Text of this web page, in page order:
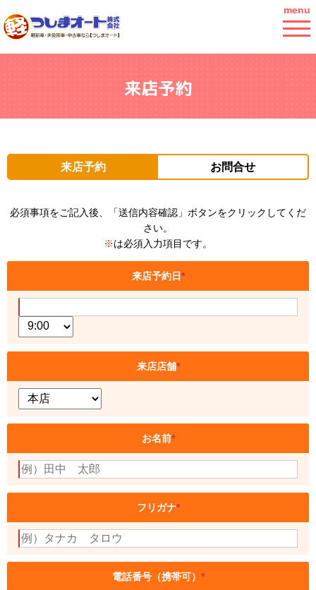
menu
来店予約
来店予約 お問合せ
必須事項をご記入後、「送信内容確認」ボタンをクリックしてくだ
さい。
※は必須入力項目です。
来店予約日*
来店店舗*
お名前*
フリガナ*
電話番号（携帯可） *